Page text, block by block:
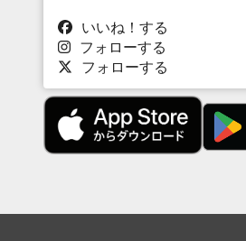
いいね！する
フォローする
フォローする